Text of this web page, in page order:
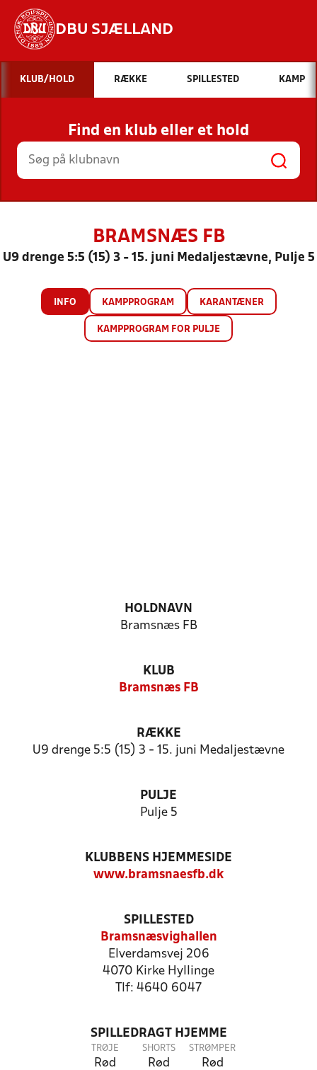
DBU SJÆLLAND
Hvad vil du søge efter?
INDHOLD OG NYHEDER
STILLINGER, RESULTATER, KLUBBER OG
HOLD
KLUB/HOLD RÆKKE SPILLESTED KAMP
Find en klub eller et hold
BRAMSNÆS FB
U9 drenge 5:5 (15) 3 - 15. juni Medaljestævne, Pulje 5
INFO KAMPPROGRAM KARANTÆNER
KAMPPROGRAM FOR PULJE
HOLDNAVN
Bramsnæs FB
KLUB
Bramsnæs FB
RÆKKE
U9 drenge 5:5 (15) 3 - 15. juni Medaljestævne
PULJE
Pulje 5
KLUBBENS HJEMMESIDE
www.bramsnaesfb.dk
SPILLESTED
Bramsnæsvighallen
Elverdamsvej 206
4070 Kirke Hyllinge
Tlf: 4640 6047
SPILLEDRAGT HJEMME
TRØJE
Rød
SHORTS
Rød
STRØMPER
Rød